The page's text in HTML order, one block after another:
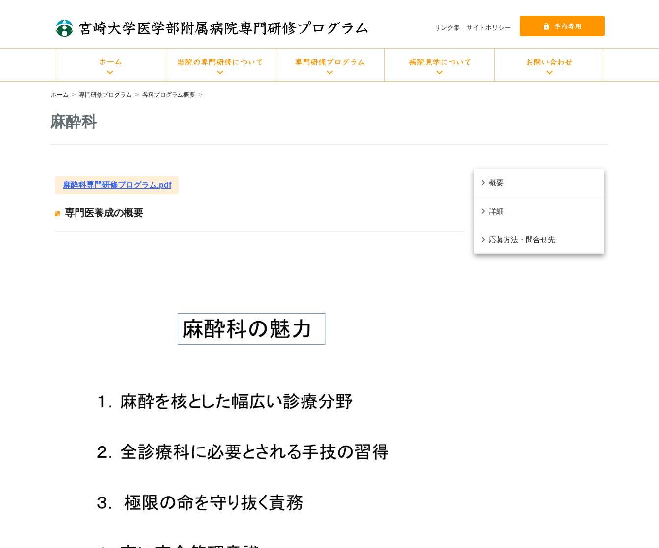
リンク集 サイトポリシー
ホーム 専門研修プログラム 各科プログラム概要
麻酔科
麻酔科専門研修プログラム.pdf
専門医養成の概要
概要
詳細
応募方法・問合せ先